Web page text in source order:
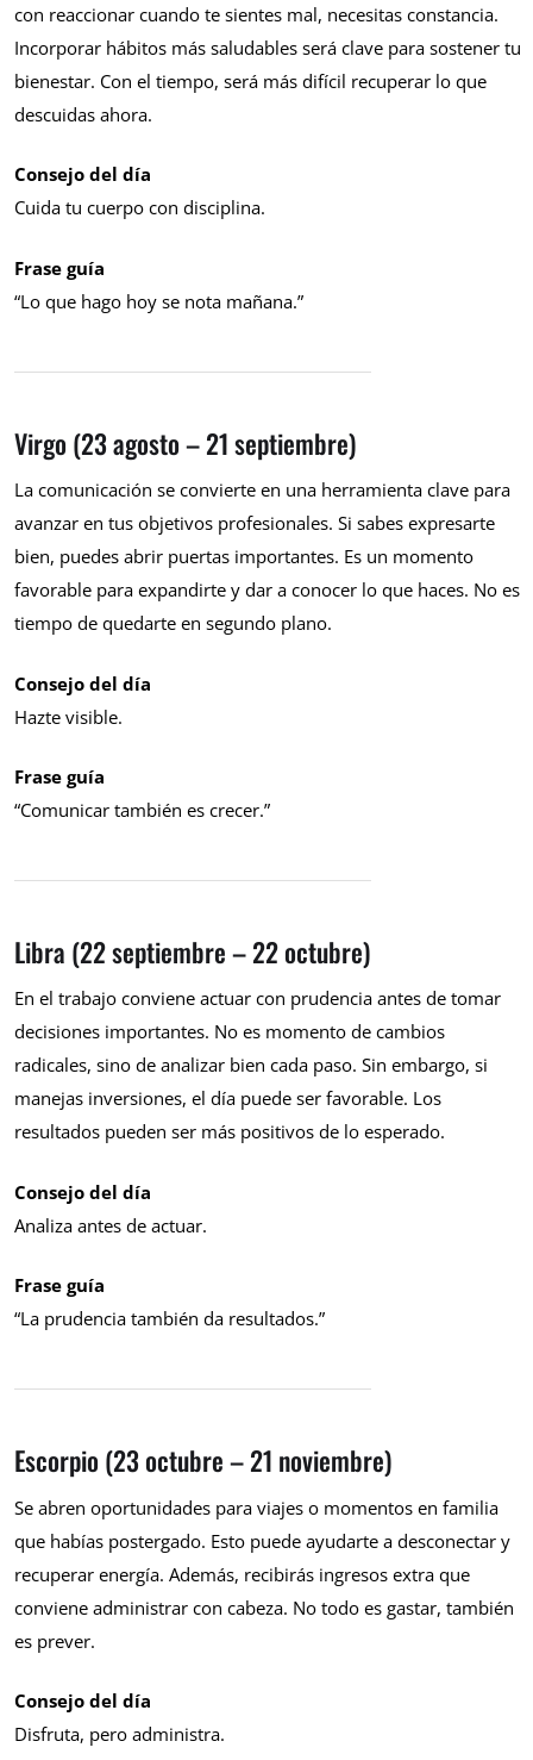
con reaccionar cuando te sientes mal, necesitas constancia.
Incorporar hábitos más saludables será clave para sostener tu
bienestar. Con el tiempo, será más difícil recuperar lo que
descuidas ahora.
Consejo del día
Cuida tu cuerpo con disciplina.
Frase guía
“Lo que hago hoy se nota mañana.”
Virgo (23 agosto – 21 septiembre)
La comunicación se convierte en una herramienta clave para
avanzar en tus objetivos profesionales. Si sabes expresarte
bien, puedes abrir puertas importantes. Es un momento
favorable para expandirte y dar a conocer lo que haces. No es
tiempo de quedarte en segundo plano.
Consejo del día
Hazte visible.
Frase guía
“Comunicar también es crecer.”
Libra (22 septiembre – 22 octubre)
En el trabajo conviene actuar con prudencia antes de tomar
decisiones importantes. No es momento de cambios
radicales, sino de analizar bien cada paso. Sin embargo, si
manejas inversiones, el día puede ser favorable. Los
resultados pueden ser más positivos de lo esperado.
Consejo del día
Analiza antes de actuar.
Frase guía
“La prudencia también da resultados.”
Escorpio (23 octubre – 21 noviembre)
Se abren oportunidades para viajes o momentos en familia
que habías postergado. Esto puede ayudarte a desconectar y
recuperar energía. Además, recibirás ingresos extra que
conviene administrar con cabeza. No todo es gastar, también
es prever.
Consejo del día
Disfruta, pero administra.